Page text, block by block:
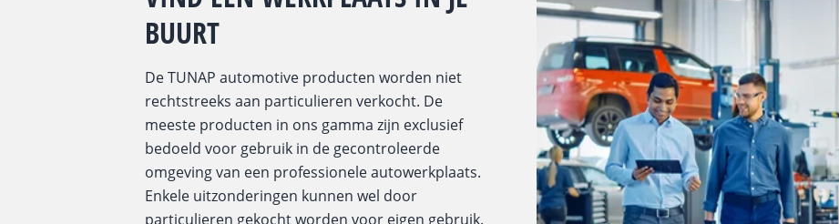
BUURT
De TUNAP automotive producten worden niet
rechtstreeks aan particulieren verkocht. De
meeste producten in ons gamma zijn exclusief
bedoeld voor gebruik in de gecontroleerde
omgeving van een professionele autowerkplaats.
Enkele uitzonderingen kunnen wel door
particulieren gekocht worden voor eigen gebruik.